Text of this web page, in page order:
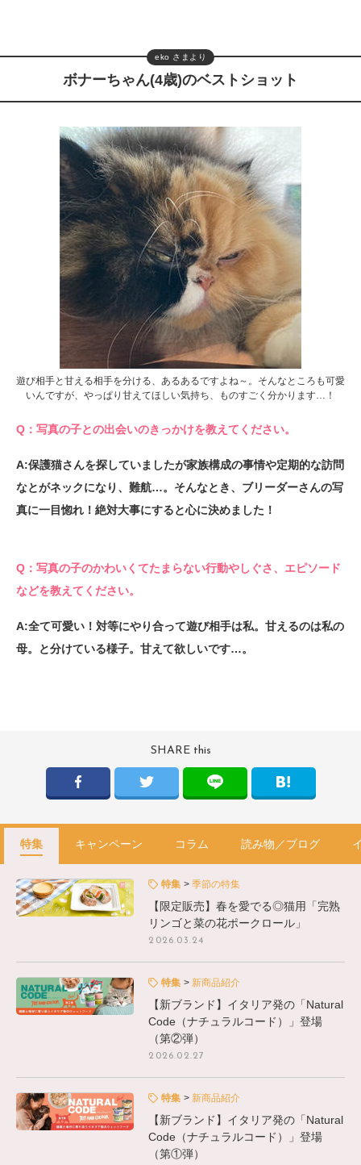
eko さまより
ボナーちゃん(4歳)のベストショット
遊び相手と甘える相手を分ける、あるあるですよね～。そんなところも可愛
いんですが、やっぱり甘えてほしい気持ち、ものすごく分かります…！
Q：写真の子との出会いのきっかけを教えてください。
A:保護猫さんを探していましたが家族構成の事情や定期的な訪問
なとがネックになり、難航…。そんなとき、ブリーダーさんの写
真に一目惚れ！絶対大事にすると心に決めました！
Q：写真の子のかわいくてたまらない行動やしぐさ、エピソード
などを教えてください。
A:全て可愛い！対等にやり合って遊び相手は私。甘えるのは私の
母。と分けている様子。甘えて欲しいです…。
SHARE this
特集 キャンペーン コラム 読み物／ブログ
特集 季節の特集
【限定販売】春を愛でる◎猫用「完熟
リンゴと菜の花ポークロール」
2026.03.24
特集 新商品紹介
【新ブランド】イタリア発の「Natural
Code（ナチュラルコード）」登場
（第②弾）
2026.02.27
特集 新商品紹介
【新ブランド】イタリア発の「Natural
Code（ナチュラルコード）」登場
（第①弾）